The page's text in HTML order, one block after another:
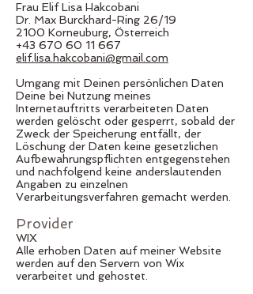
Frau Elif Lisa Hakcobani
Dr. Max Burckhard-Ring 26/19
2100 Korneuburg, Österreich
+43 670 60 11 667
elif.lisa.hakcobani@gmail.com
Umgang mit Deinen persönlichen Daten
Deine bei Nutzung meines
Internetauftritts verarbeiteten Daten
werden gelöscht oder gesperrt, sobald der
Zweck der Speicherung entfällt, der
Löschung der Daten keine gesetzlichen
Aufbewahrungspflichten entgegenstehen
und nachfolgend keine anderslautenden
Angaben zu einzelnen
Verarbeitungsverfahren gemacht werden.
Provider
WIX
Alle erhoben Daten auf meiner Website
werden auf den Servern von Wix
verarbeitet und gehostet.